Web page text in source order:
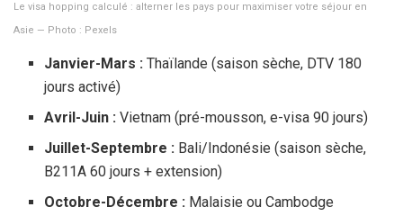
Le visa hopping calculé : alterner les pays pour maximiser votre séjour en
Asie — Photo : Pexels
Janvier-Mars : Thaïlande (saison sèche, DTV 180
jours activé)
Avril-Juin : Vietnam (pré-mousson, e-visa90 jours)
Juillet-Septembre : Bali/Indonésie (saison sèche,
B211A60 jours + extension)
Octobre-Décembre : Malaisie ou Cambodge